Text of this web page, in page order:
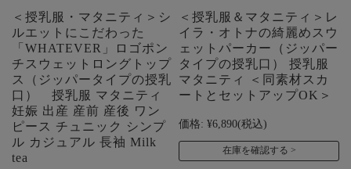
＜授乳服・マタニティ＞シ
ルエットにこだわった
「WHATEVER」ロゴポン
チスウェットロングトップ
ス（ジッパータイプの授乳
口） 授乳服 マタニティ
妊娠 出産 産前 産後 ワン
ピース チュニック シンプ
ル カジュアル 長袖 Milk
tea
＜授乳服＆マタニティ＞レ
イラ・オトナの綺麗めスウ
ェットパーカー（ジッパー
タイプの授乳口） 授乳服
マタニティ ＜同素材スカ
ートとセットアップOK＞
価格: ¥6,890(税込)
在庫を確認する